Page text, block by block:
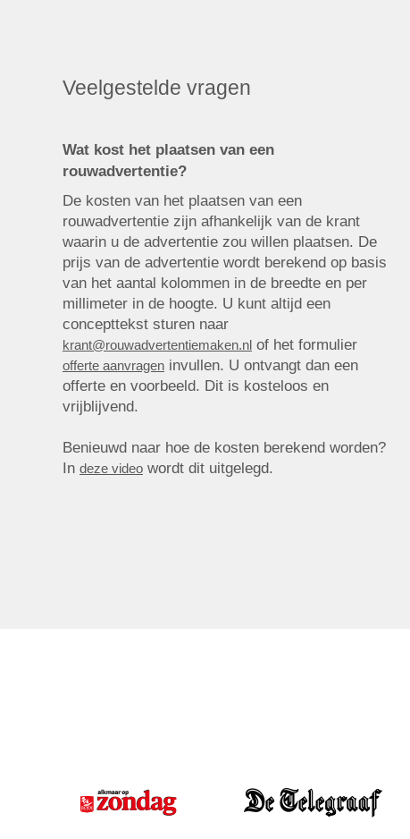
Veelgestelde vragen
Wat kost het plaatsen van een
rouwadvertentie?
De kosten van het plaatsen van een
rouwadvertentie zijn afhankelijk van de krant
waarin u de advertentie zou willen plaatsen. De
prijs van de advertentie wordt berekend op basis
van het aantal kolommen in de breedte en per
millimeter in de hoogte. U kunt altijd een
concepttekst sturen naar
krant@rouwadvertentiemaken.nl of het formulier
offerte aanvragen invullen. U ontvangt dan een
offerte en voorbeeld. Dit is kosteloos en
vrijblijvend.
Benieuwd naar hoe de kosten berekend worden?
In deze video wordt dit uitgelegd.